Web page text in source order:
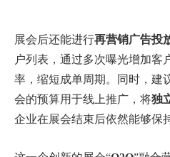
展会后还能进行再营销广告投
户列表，通过多次曝光增加客
率，缩短成单周期。同时，建
会的预算用于线上推广，将独
企业在展会结束后依然能够保